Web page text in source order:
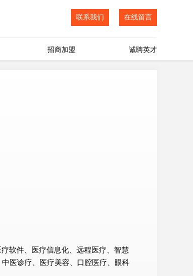
联系我们 在线留言
招商加盟 诚聘英才
软件、医疗信息化、远程医疗、智慧
医诊疗、医疗美容、口腔医疗、眼科